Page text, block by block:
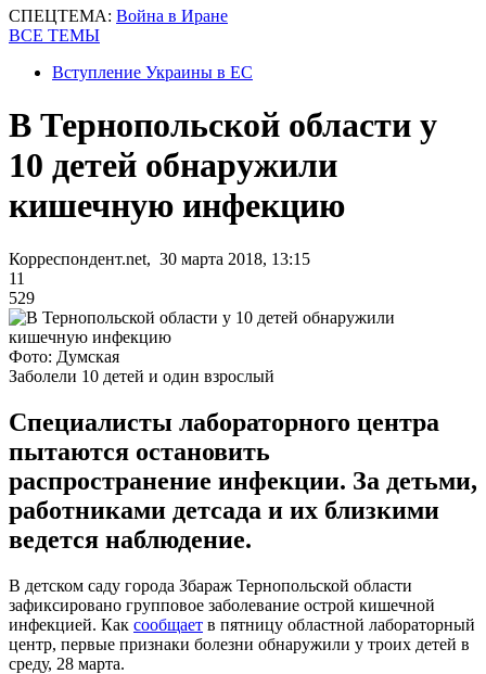
СПЕЦТЕМА: Война в Иране
ВСЕ ТЕМЫ
Вступление Украины в ЕС
В Тернопольской области у
10 детей обнаружили
кишечную инфекцию
Корреспондент.net, 30 марта 2018, 13:15
11
529
Фото: Думская
Заболели 10 детей и один взрослый
Специалисты лабораторного центра
пытаются остановить
распространение инфекции. За детьми,
работниками детсада и их близкими
ведется наблюдение.
В детском саду города Збараж Тернопольской области
зафиксировано групповое заболевание острой кишечной
инфекцией. Как сообщает в пятницу областной лабораторный
центр, первые признаки болезни обнаружили у троих детей в
среду, 28 марта.